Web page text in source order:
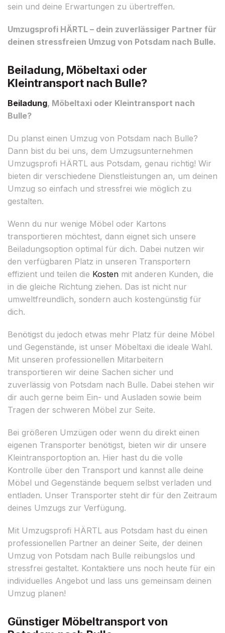
sein und deine Erwartungen zu übertreffen.
Umzugsprofi HÄRTL – dein zuverlässiger Partner für
deinen stressfreien Umzug von Potsdam nach Bulle.
Beiladung, Möbeltaxi oder
Kleintransport nach Bulle?
Beiladung, Möbeltaxi oder Kleintransport nach
Bulle?
Du planst einen Umzug von Potsdam nach Bulle?
Dann bist du bei uns, dem Umzugsunternehmen
Umzugsprofi HÄRTL aus Potsdam, genau richtig! Wir
bieten dir verschiedene Dienstleistungen an, um deinen
Umzug so einfach und stressfrei wie möglich zu
gestalten.
Wenn du nur wenige Möbel oder Kartons
transportieren möchtest, dann eignet sich unsere
Beiladungsoption optimal für dich. Dabei nutzen wir
den verfügbaren Platz in unseren Transportern
effizient und teilen die Kosten mit anderen Kunden, die
in die gleiche Richtung ziehen. Das ist nicht nur
umweltfreundlich, sondern auch kostengünstig für
dich.
Benötigst du jedoch etwas mehr Platz für deine Möbel
und Gegenstände, ist unser Möbeltaxi die ideale Wahl.
Mit unseren professionellen Mitarbeitern
transportieren wir deine Sachen sicher und
zuverlässig von Potsdam nach Bulle. Dabei stehen wir
dir auch gerne beim Ein- und Ausladen sowie beim
Tragen der schweren Möbel zur Seite.
Bei größeren Umzügen oder wenn du direkt einen
eigenen Transporter benötigst, bieten wir dir unsere
Kleintransportoption an. Hier hast du die volle
Kontrolle über den Transport und kannst alle deine
Möbel und Gegenstände bequem selbst verladen und
entladen. Unser Transporter steht dir für den Zeitraum
deines Umzugs zur Verfügung.
Mit Umzugsprofi HÄRTL aus Potsdam hast du einen
professionellen Partner an deiner Seite, der deinen
Umzug von Potsdam nach Bulle reibungslos und
stressfrei gestaltet. Kontaktiere uns noch heute für ein
individuelles Angebot und lass uns gemeinsam deinen
Umzug planen!
Günstiger Möbeltransport von